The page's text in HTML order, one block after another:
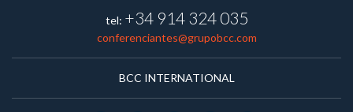
tel: +34 914 324 035
conferenciantes@grupobcc.com
BCC INTERNATIONAL